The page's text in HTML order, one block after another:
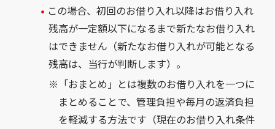
この場合、初回のお借り入れ以降はお借り入れ
残高が一定額以下になるまで新たなお借り入れ
はできません（新たなお借り入れが可能となる
残高は、当行が判断します）。
※「おまとめ」とは複数のお借り入れを一つに
まとめることで、管理負担や毎月の返済負担
を軽減する方法です（現在のお借り入れ条件